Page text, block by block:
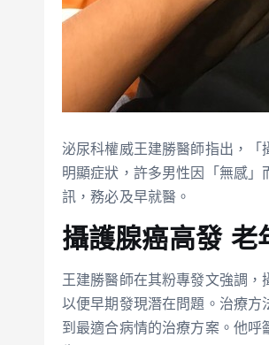
泌尿科權威王建勝醫師指出，
明顯症狀，許多男性因「無感
訊，務必及早就醫。
攝護腺癌高發 老
王建勝醫師在其粉專發文強調，
以便早期發現潛在問題。治療
到最適合病情的治療方案。他